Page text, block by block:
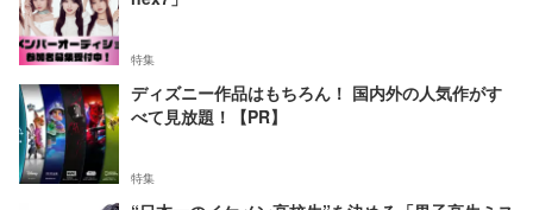
特集
ディズニー作品はもちろん！ 国内外の人気作がす
べて見放題！【PR】
特集